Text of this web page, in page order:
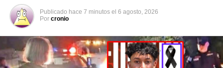
— Diario Digital Cronio
(@croniosv)
2024
Publicado hace 7 minutos el 6 agosto, 2026
Por cronio